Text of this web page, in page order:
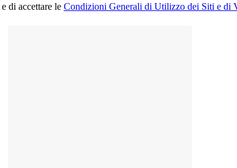
e di accettare le Condizioni Generali di Utilizzo dei Siti e di